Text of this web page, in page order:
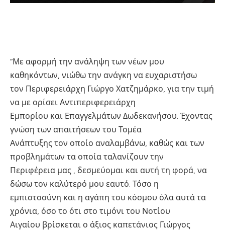
“Με αφορμή την ανάληψη των νέων μου
καθηκόντων, νιώθω την ανάγκη να ευχαριστήσω
τον Περιφερειάρχη Γιώργο Χατζημάρκο, για την τιμή
να με ορίσει Αντιπεριφερειάρχη
Εμπορίου και Επαγγελμάτων Δωδεκανήσου. Έχοντας
γνώση των απαιτήσεων του Τομέα
Ανάπτυξης τον οποίο αναλαμβάνω, καθώς και των
προβλημάτων τα οποία ταλανίζουν την
Περιφέρεια μας , δεσμεύομαι και αυτή τη φορά, να
δώσω τον καλύτερό μου εαυτό. Τόσο η
εμπιστοσύνη και η αγάπη του κόσμου όλα αυτά τα
χρόνια, όσο το ότι στο τιμόνι του Νοτίου
Αιγαίου βρίσκεται ο άξιος καπετάνιος Γιώργος